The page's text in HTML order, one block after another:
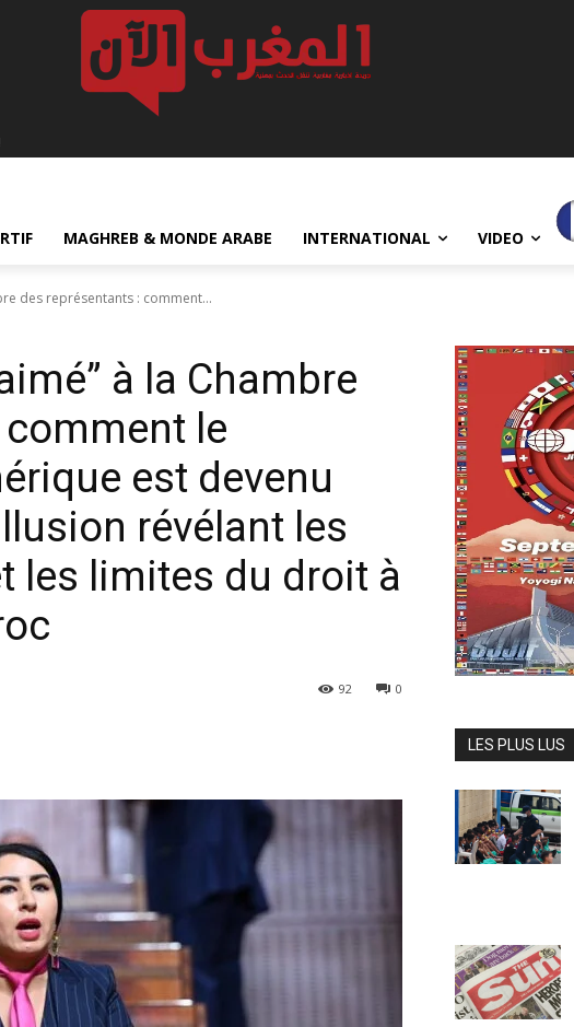
MAGHREB & MONDE ARABE INTERNATIONAL VIDEO
des représentants : comment...
à la Chambre
le
est devenu
révélant les
les limites du droit à
0
92
LES PLUS LUS